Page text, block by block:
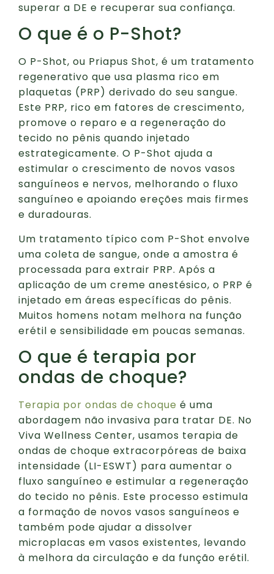
superar a DE e recuperar sua confiança.
O que é o P-Shot?
O P-Shot, ou Priapus Shot, é um tratamento
regenerativo que usa plasma rico em
plaquetas (PRP) derivado do seu sangue.
Este PRP, rico em fatores de crescimento,
promove o reparo e a regeneração do
tecido no pênis quando injetado
estrategicamente. O P-Shot ajuda a
estimular o crescimento de novos vasos
sanguíneos e nervos, melhorando o fluxo
sanguíneo e apoiando ereções mais firmes
e duradouras.
Um tratamento típico com P-Shot envolve
uma coleta de sangue, onde a amostra é
processada para extrair PRP. Após a
aplicação de um creme anestésico, o PRP é
injetado em áreas específicas do pênis.
Muitos homens notam melhora na função
erétil e sensibilidade em poucas semanas.
O que é terapia por
ondas de choque?
Terapia por ondas de choque é uma
abordagem não invasiva para tratar DE. No
Viva Wellness Center, usamos terapia de
ondas de choque extracorpóreas de baixa
intensidade (LI-ESWT) para aumentar o
fluxo sanguíneo e estimular a regeneração
do tecido no pênis. Este processo estimula
a formação de novos vasos sanguíneos e
também pode ajudar a dissolver
microplacas em vasos existentes, levando
à melhora da circulação e da função erétil.